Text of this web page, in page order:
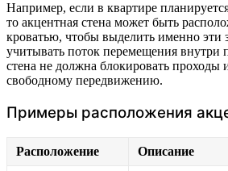
Например, если в квартире
то акцентная стена может быть
кроватью, чтобы выделить именно эти
учитывать поток перемещения внутри
стена не должна блокировать проходы
свободному передвижению.
Примеры расположения
Расположение Описание